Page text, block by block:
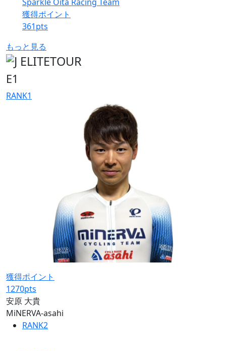
獲得ポイント
361pts
もっと見る
E1
RANK1
獲得ポイント
1270pts
安原 大貴
MiNERVA-asahi
RANK2